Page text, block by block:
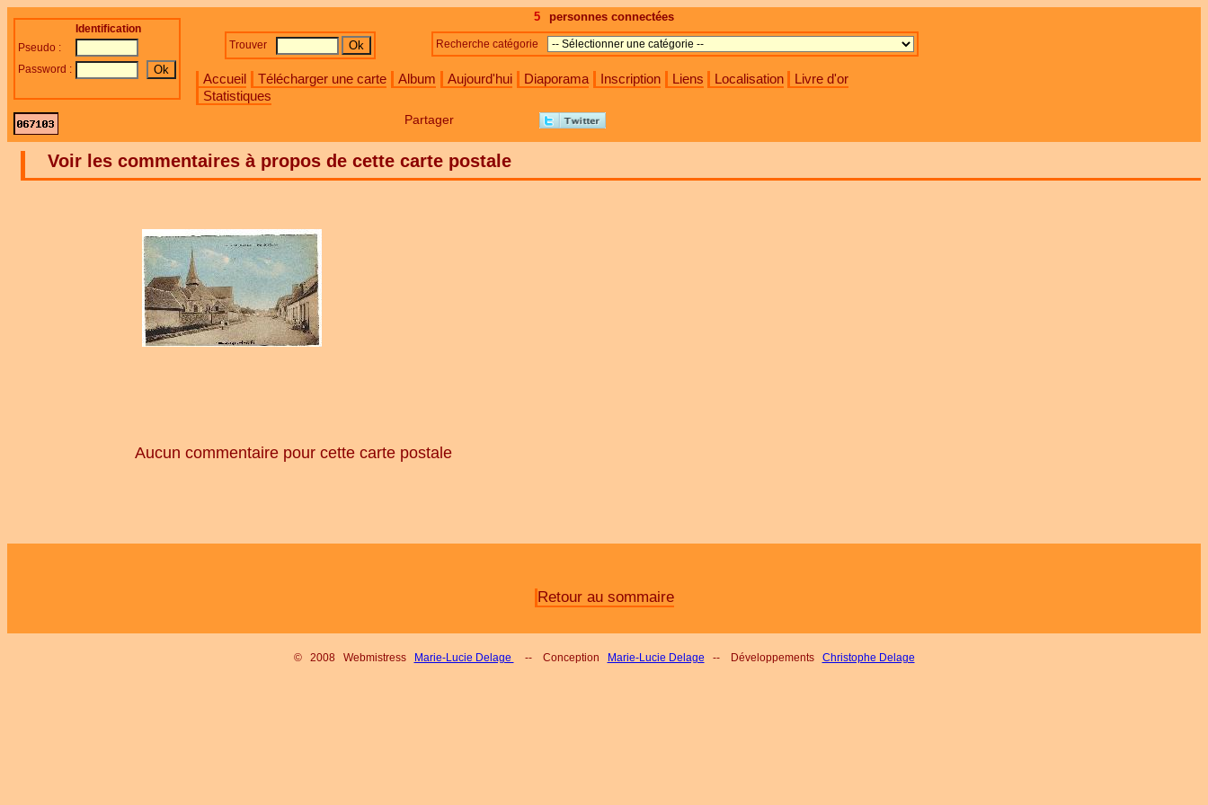
5 personnes connectées
Accueil Télécharger une carte Album Aujourd'hui Diaporama Inscription Liens Localisation
Livre d'or
Statistiques
Identification
Pseudo :
Password :
Trouver Recherche catégorie
Partager
Voir les commentaires à propos de cette carte postale
Aucun commentaire pour cette carte postale
Retour au sommaire
© 2008 Webmistress Marie-Lucie Delage -- Conception Marie-Lucie Delage -- Développements Christophe Delage